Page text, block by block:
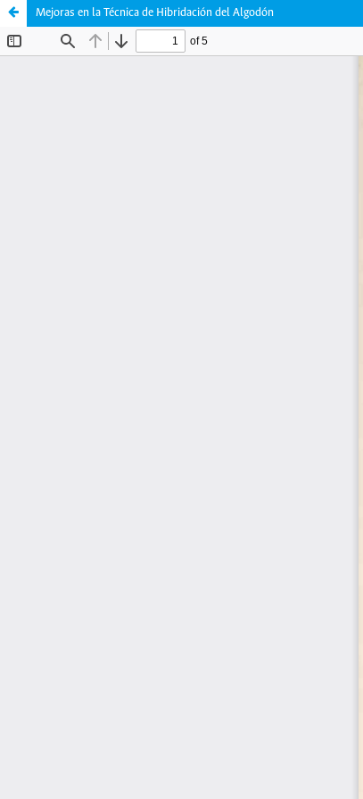
Mejoras en la Técnica de Hibridación del Algodón